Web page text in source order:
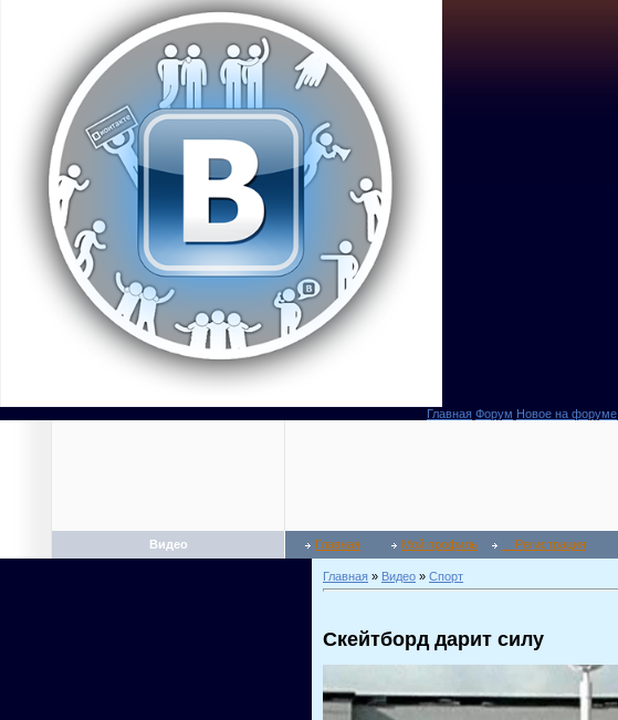
Главная Форум Новое на форуме
Видео Главная Мой профиль Регистрация
Главная » Видео » Спорт
Скейтборд дарит силу